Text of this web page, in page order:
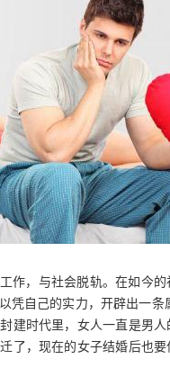
，与社会脱轨。在如今的
凭自己的实力，开辟出一
建时代里，女人一直是男
了，现在的女子结婚后也